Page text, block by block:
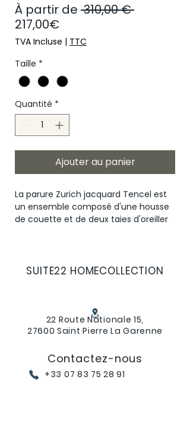
À partir de 310,00 € Prix
217,00€Prix promotionnel
TVA Incluse | TTC
Taille *
Quantité *
Ajouter au panier
La parure Zurich jacquard Tencel est
un ensemble composé d'une housse
de couette et de deux taies d'oreiller
incroyablement doux et soyeux.
parure allie qualité et artisanat.
Offrez-vous le luxe et le confort avec
la parure Zurich jacquard Tencel pour
SUITE22 HOMECOLLECTION
22 Route Nationale 15,
27600 Saint Pierre La Garenne
Contactez-nous
+33 07 83 75 28 91